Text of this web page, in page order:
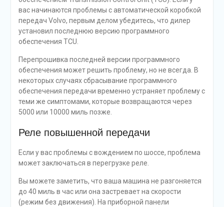
вас начинаются проблемы с автоматической коробкой
передач Volvo, первым делом убедитесь, что дилер
установил последнюю версию программного
обеспечения TCU.
Перепрошивка последней версии программного
обеспечения может решить проблему, но не всегда. В
некоторых случаях сбрасывание программного
обеспечения передачи временно устраняет проблему с
теми же симптомами, которые возвращаются через
5000 или 10000 миль позже.
Реле повышенной передачи
Если у вас проблемы с вождением по шоссе, проблема
может заключаться в перегрузке реле.
Вы можете заметить, что ваша машина не разгоняется
до 40 миль в час или она застревает на скорости
(режим без движения). На приборной панели